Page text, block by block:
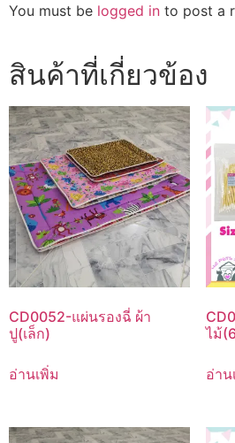
You must be logged in to post a
สินค้าที่เกี่ยวข้อง
CD0052-แผ่นรองฉี่ ผ้า
ปู(เล็ก)
อ่านเพิ่ม
ไม้
อ่าน